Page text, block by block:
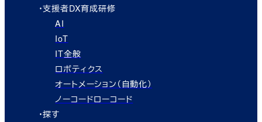
・支援者DX育成研修
AI
IoT
IT全般
ロボティクス
オートメーション（自動化）
ノーコードローコード
・探す